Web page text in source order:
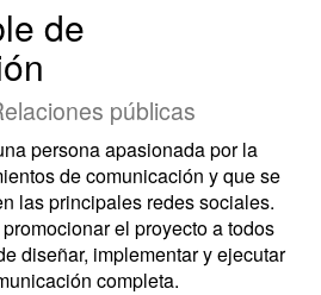
de
públicas
persona apasionada por la
de comunicación y que se
las principales redes sociales.
el proyecto a todos
diseñar, implementar y ejecutar
completa.